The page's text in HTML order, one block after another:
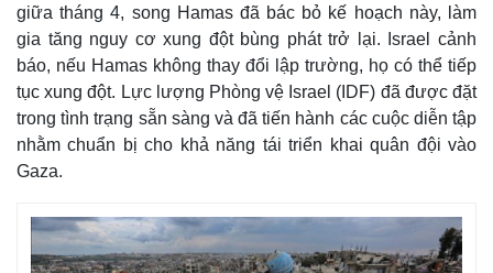
giữa tháng 4, song Hamas đã bác bỏ kế hoạch này, làm
gia tăng nguy cơ xung đột bùng phát trở lại. Israel cảnh
báo, nếu Hamas không thay đổi lập trường, họ có thể tiếp
tục xung đột. Lực lượng Phòng vệ Israel (IDF) đã được đặt
trong tình trạng sẵn sàng và đã tiến hành các cuộc diễn tập
nhằm chuẩn bị cho khả năng tái triển khai quân đội vào
Gaza.